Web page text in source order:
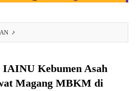
Kebumen Asah
Magang MBKM di